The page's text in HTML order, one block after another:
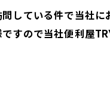
している件で当社
すので当社便利屋